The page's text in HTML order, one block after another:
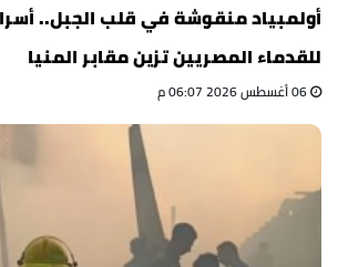
أولمبياد منقوشة في قلب الجبل..
للقدماء المصريين تزين مقابر المنيا